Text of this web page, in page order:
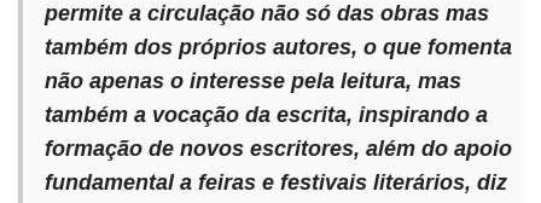
permite a circulação não só das obras mas
também dos próprios autores, o que fomenta
não apenas o interesse pela leitura, mas
também a vocação da escrita, inspirando a
formação de novos escritores, além do apoio
fundamental a feiras e festivais literários, diz